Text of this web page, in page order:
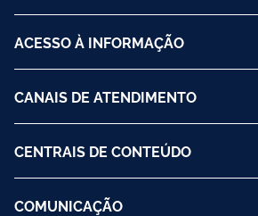
ACESSO À INFORMAÇÃO
CANAIS DE ATENDIMENTO
CENTRAIS DE CONTEÚDO
COMUNICAÇÃO